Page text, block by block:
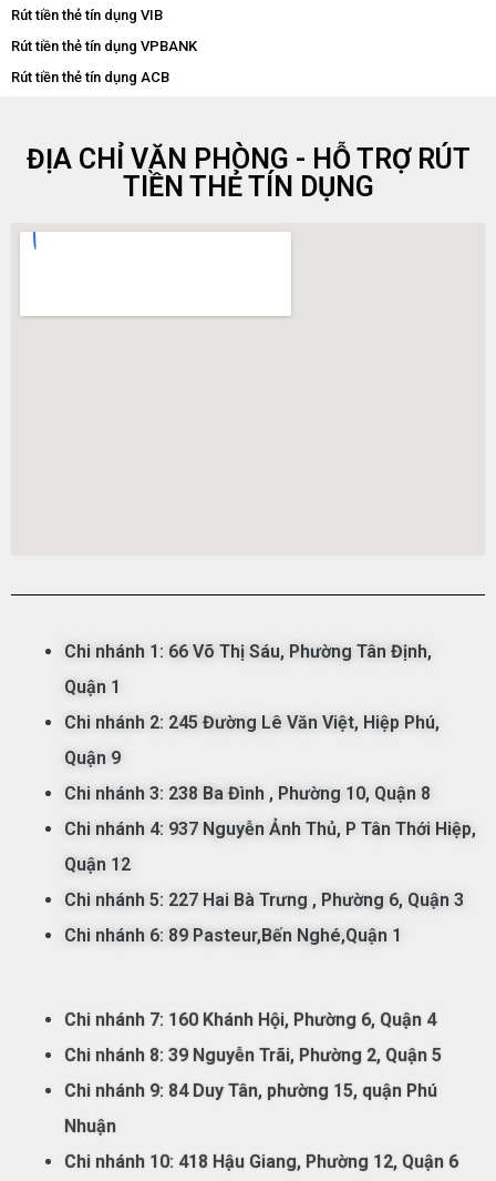
Rút tiền thẻ tín dụng VIB
Rút tiền thẻ tín dụng VPBANK
Rút tiền thẻ tín dụng ACB
ĐỊA CHỈ VĂN PHÒNG - HỖ TRỢ RÚT
TIỀN THẺ TÍN DỤNG
Chi nhánh 1: 66 Võ Thị Sáu, Phường Tân Định,
Quận 1
Chi nhánh 2: 245 Đường Lê Văn Việt, Hiệp Phú,
Quận 9
Chi nhánh 3: 238 Ba Đình , Phường 10, Quận 8
Chi nhánh 4: 937 Nguyễn Ảnh Thủ, P Tân Thới Hiệp,
Quận 12
Chi nhánh 5: 227 Hai Bà Trưng , Phường 6, Quận 3
Chi nhánh 6: 89 Pasteur,Bến Nghé,Quận 1
Chi nhánh 7: 160 Khánh Hội, Phường 6, Quận 4
Chi nhánh 8: 39 Nguyễn Trãi, Phường 2, Quận 5
Chi nhánh 9: 84 Duy Tân, phường 15, quận Phú
Nhuận
Chi nhánh 10: 418 Hậu Giang, Phường 12, Quận 6